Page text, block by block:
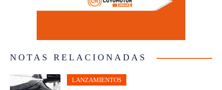
NOTAS RELACIONADAS
LANZAMIENTOS